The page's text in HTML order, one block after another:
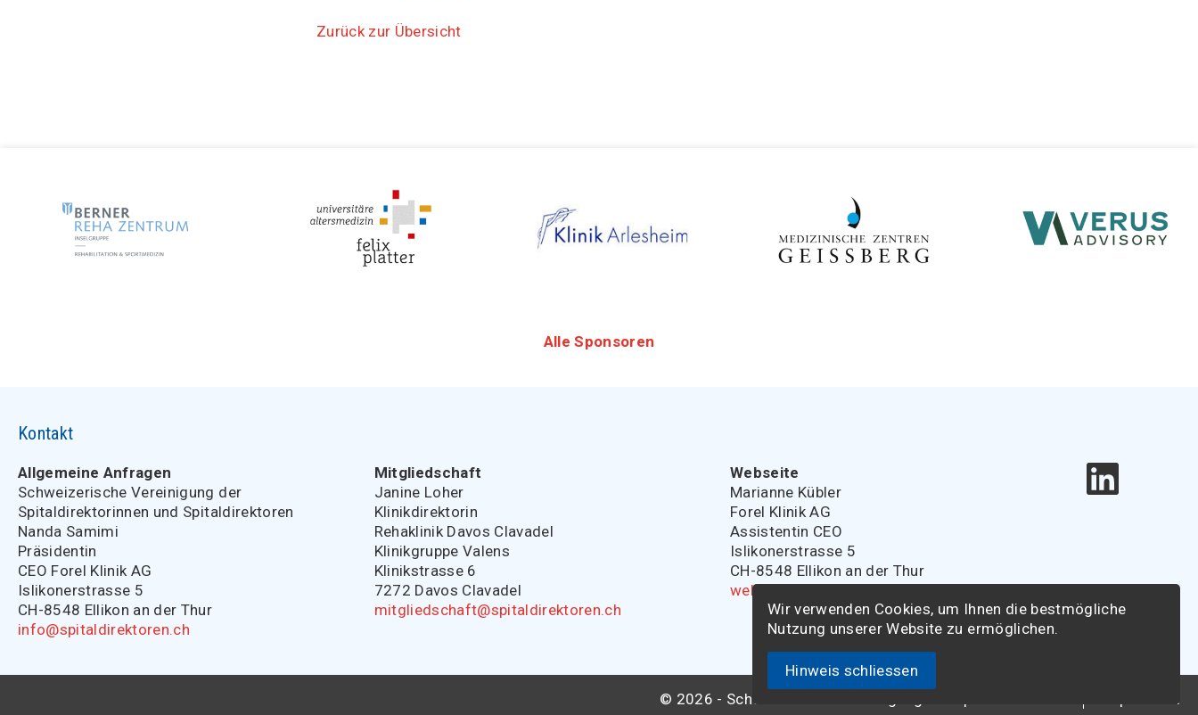
Zurück zur Übersicht
Alle Sponsoren
Kontakt
Allgemeine Anfragen
Schweizerische Vereinigung der
Spitaldirektorinnen und Spitaldirektoren
Nanda Samimi
Präsidentin
CEO Forel Klinik AG
Islikonerstrasse 5
CH-8548 Ellikon an der Thur
info@spitaldirektoren.ch
Mitgliedschaft
Janine Loher
Klinikdirektorin
Rehaklinik Davos Clavadel
Klinikgruppe Valens
Klinikstrasse 6
7272 Davos Clavadel
mitgliedschaft@spitaldirektoren.ch
Webseite
Marianne Kübler
Forel Klinik AG
Assistentin CEO
Islikonerstrasse 5
CH-8548 Ellikon an der Thur
webmaster@spitaldirektoren.ch
© 2026 - Schweizerische Vereinigung der Spitaldirektoren Impressum
Wir verwenden Cookies, um Ihnen die bestmögliche
Nutzung unserer Website zu ermöglichen.
Hinweis schliessen